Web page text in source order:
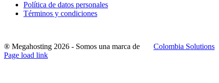
Política de datos personales
Términos y condiciones
® Megahosting 2026 - Somos una marca de
Colombia Solutions
Facebook
X
YouTube
Page load link